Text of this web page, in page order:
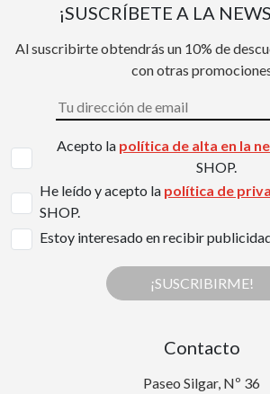
¡SUSCRÍBETE A LA
Al suscribirte obtendrás un 10% de
con otras
Acepto la política de alta en la
SHOP.
He leído y acepto la política de
SHOP.
Estoy interesado en recibir
¡SUSCRIBIRME!
Contacto
Paseo Silgar, Nº 36